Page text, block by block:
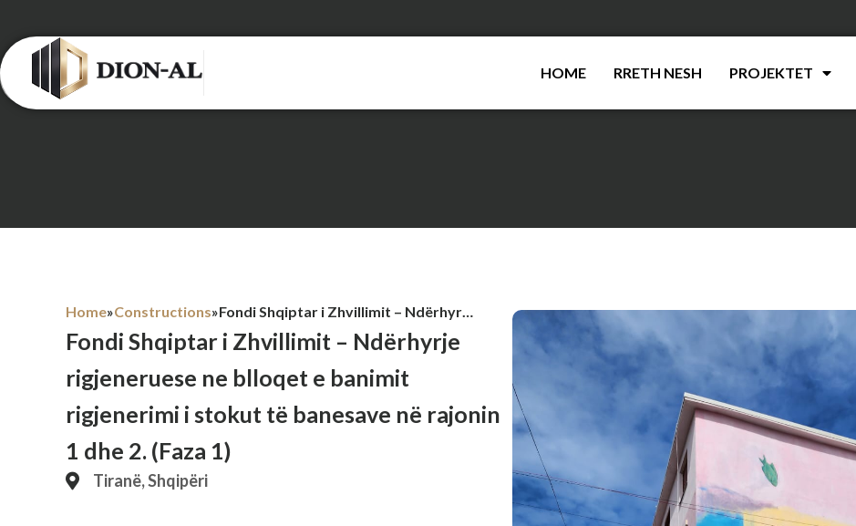
HOME RRETH NESH PROJEKTET
Home»Constructions» Fondi Shqiptar i Zhvillimit – Ndërhyrje rigjeneruese ne blloqet e banimit rigjenerimi i stokut të banesave në rajonin 1 dhe 2. (Faza 1)
Fondi Shqiptar i Zhvillimit – Ndërhyrje
rigjeneruese ne blloqet e banimit
rigjenerimi i stokut të banesave në rajonin
1 dhe 2. (Faza 1)
Tiranë, Shqipëri